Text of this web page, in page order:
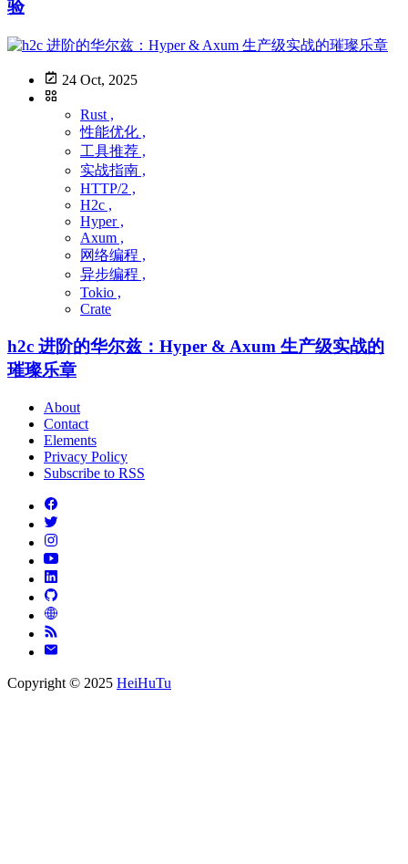
验
24 Oct, 2025
Rust ,
性能优化 ,
工具推荐 ,
实战指南 ,
HTTP/2 ,
H2c ,
Hyper ,
Axum ,
网络编程 ,
异步编程 ,
Tokio ,
Crate
h2c 进阶的华尔兹：Hyper & Axum 生产级实战的
璀璨乐章
About
Contact
Elements
Privacy Policy
Subscribe to RSS
Copyright © 2025 HeiHuTu